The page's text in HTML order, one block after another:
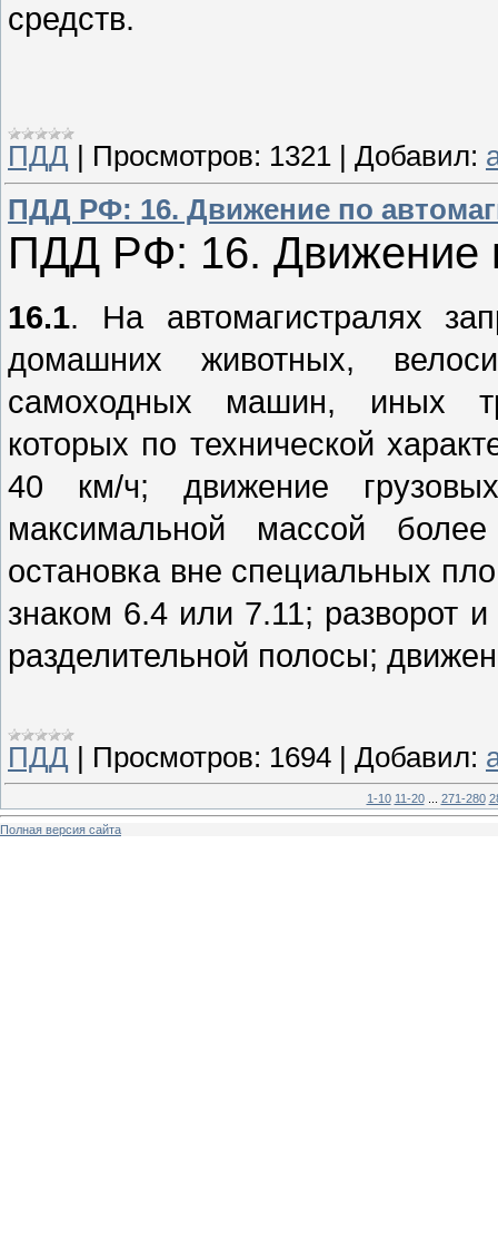
средств.
ПДД Просмотров: 1321 Добавил:
ПДД РФ: 16. Движение по
ПДД РФ: 16. Движение
16.1. На автомагистралях
домашних животных,
самоходных машин, иных
которых по технической
40 км/ч; движение
максимальной массой
остановка вне специальных
знаком 6.4 или 7.11; разворот
разделительной полосы;
ПДД Просмотров: 1694 Добавил:
1-10 11-20 271-280
Полная версия сайта